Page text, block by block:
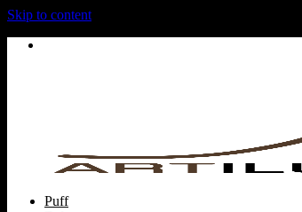
Skip to content
Puff